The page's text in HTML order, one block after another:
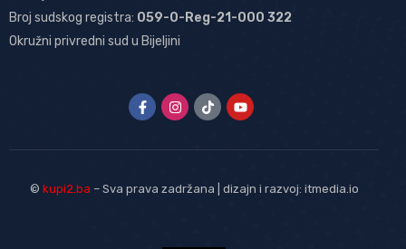
Broj sudskog registra: 059-0-Reg-21-000 322
Okružni privredni sud u Bijeljini
© kupi2.ba – Sva prava zadržana | dizajn i razvoj: itmedia.io